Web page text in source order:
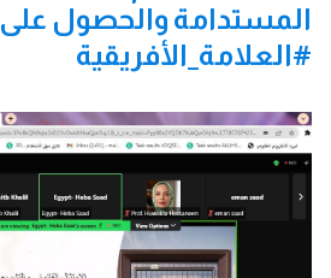
المستدامة والحصول على
#العلامة_الأفريقية